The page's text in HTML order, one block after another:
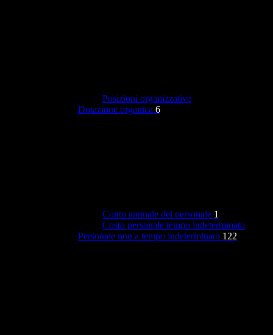
Posizioni organizzative
Dotazione organica 6
Conto annuale del personale 1
Costo personale tempo indeterminato
Personale non a tempo indeterminato 122